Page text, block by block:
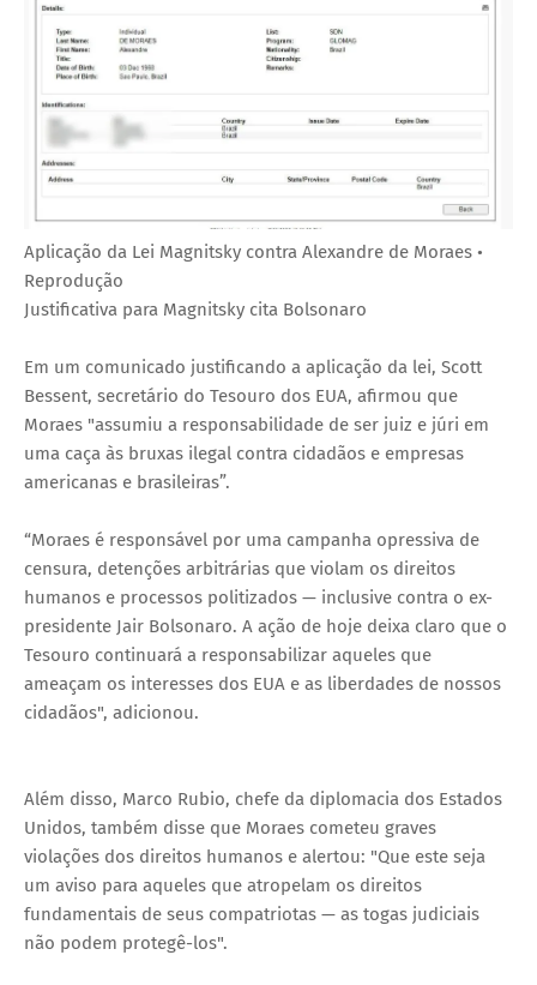
Aplicação da Lei Magnitsky contra Alexandre de Moraes •
Reprodução
Justificativa para Magnitsky cita Bolsonaro
Em um comunicado justificando a aplicação da lei, Scott
Bessent, secretário do Tesouro dos EUA, afirmou que
Moraes "assumiu a responsabilidade de ser juiz e júri em
uma caça às bruxas ilegal contra cidadãos e empresas
americanas e brasileiras”.
“Moraes é responsável por uma campanha opressiva de
censura, detenções arbitrárias que violam os direitos
humanos e processos politizados — inclusive contra o ex-
presidente Jair Bolsonaro. A ação de hoje deixa claro que o
Tesouro continuará a responsabilizar aqueles que
ameaçam os interesses dos EUA e as liberdades de nossos
cidadãos", adicionou.
Além disso, Marco Rubio, chefe da diplomacia dos Estados
Unidos, também disse que Moraes cometeu graves
violações dos direitos humanos e alertou: "Que este seja
um aviso para aqueles que atropelam os direitos
fundamentais de seus compatriotas — as togas judiciais
não podem protegê-los".